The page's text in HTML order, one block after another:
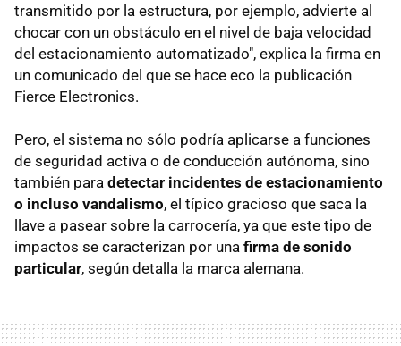
transmitido por la estructura, por ejemplo, advierte al
chocar con un obstáculo en el nivel de baja velocidad
del estacionamiento automatizado", explica la firma en
un comunicado del que se hace eco la publicación
Fierce Electronics.
Pero, el sistema no sólo podría aplicarse a funciones
de seguridad activa o de conducción autónoma, sino
también para detectar incidentes de estacionamiento
o incluso vandalismo, el típico gracioso que saca la
llave a pasear sobre la carrocería, ya que este tipo de
impactos se caracterizan por una firma de sonido
particular, según detalla la marca alemana.